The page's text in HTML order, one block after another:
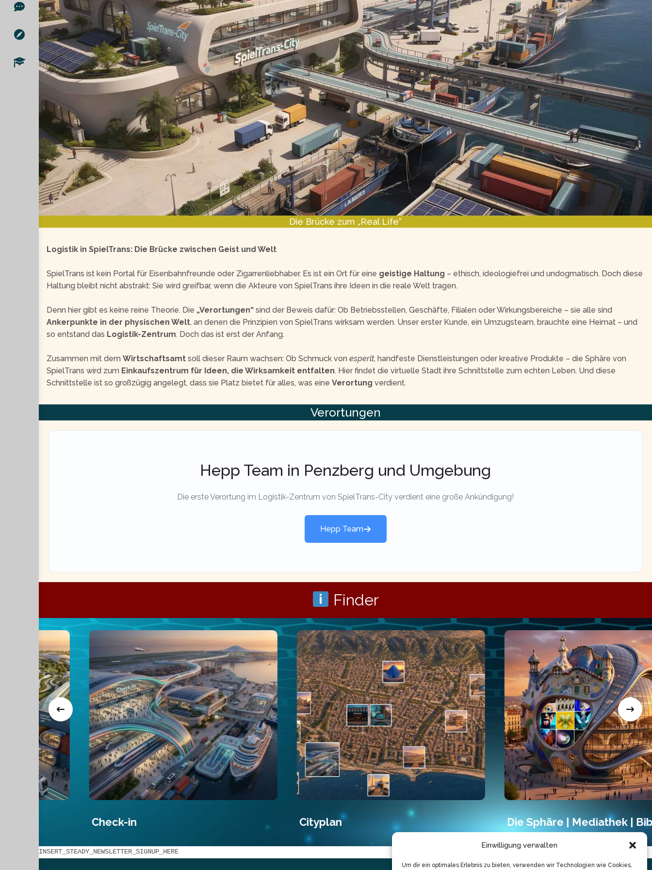
Einwilligung verwalten
Um dir ein optimales Erlebnis zu bieten, verwenden wir Technologien wie Cookies,
Die Brücke zum „Real Life“
Logistik in SpielTrans: Die Brücke zwischen Geist und Welt
SpielTrans ist kein Portal für Eisenbahnfreunde oder Zigarrenliebhaber. Es ist ein Ort für eine geistige Haltung – ethisch, ideologiefrei und undogmatisch. Doch diese
Haltung bleibt nicht abstrakt: Sie wird greifbar, wenn die Akteure von SpielTrans ihre Ideen in die reale Welt tragen.
Denn hier gibt es keine reine Theorie. Die „Verortungen“ sind der Beweis dafür: Ob Betriebsstellen, Geschäfte, Filialen oder Wirkungsbereiche – sie alle sind
Ankerpunkte in der physischen Welt, an denen die Prinzipien von SpielTrans wirksam werden. Unser erster Kunde, ein Umzugsteam, brauchte eine Heimat – und
so entstand das Logistik-Zentrum. Doch das ist erst der Anfang.
Zusammen mit dem Wirtschaftsamt soll dieser Raum wachsen: Ob Schmuck von esperlt, handfeste Dienstleistungen oder kreative Produkte – die Sphäre von
SpielTrans wird zum Einkaufszentrum für Ideen, die Wirksamkeit entfalten. Hier findet die virtuelle Stadt ihre Schnittstelle zum echten Leben. Und diese
Schnittstelle ist so großzügig angelegt, dass sie Platz bietet für alles, was eine Verortung verdient.
Verortungen
Hepp Team in Penzberg und Umgebung
Die erste Verortung im Logistik-Zentrum von SpielTrans-City verdient eine große Ankündigung!
Hepp Team
Finder
Die Sphäre | Mediathek | Bibliothek
INSERT_STEADY_NEWSLETTER_SIGNUP_HERE